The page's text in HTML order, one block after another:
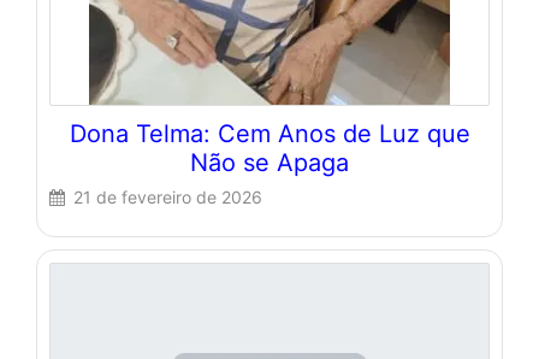
Dona Telma: Cem Anos de Luz que
Não se Apaga
21 de fevereiro de 2026